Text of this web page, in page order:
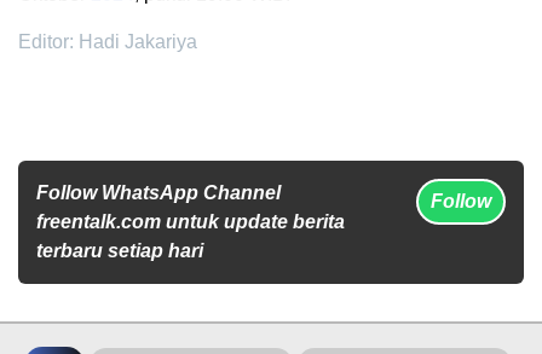
Editor: Hadi Jakariya
Follow WhatsApp Channel
freentalk.com untuk update berita
terbaru setiap hari
Follow